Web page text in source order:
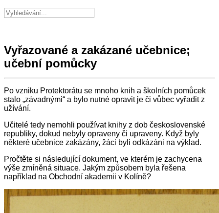
Vyřazované a zakázané učebnice;
učební pomůcky
Po vzniku Protektorátu se mnoho knih a školních pomůcek
stalo „závadnými“ a bylo nutné opravit je či vůbec vyřadit z
užívání.
Učitelé tedy nemohli používat knihy z dob československé
republiky, dokud nebyly opraveny či upraveny. Když byly
některé učebnice zakázány, žáci byli odkázáni na výklad.
Pročtěte si následující dokument, ve kterém je zachycena
výše zmíněná situace. Jakým způsobem byla řešena
například na Obchodní akademii v Kolíně?